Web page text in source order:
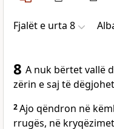
Fjalët e urta 8
8 A nuk bërtet vallë
zërin e saj të
2Ajo qëndron në
rrugës, në